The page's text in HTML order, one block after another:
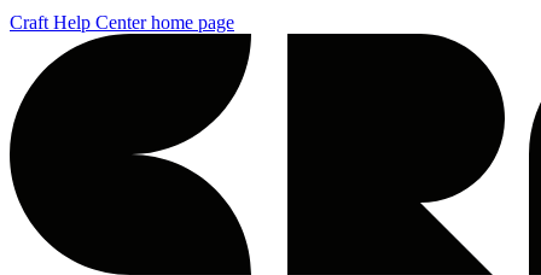
Craft Help Centerhome page